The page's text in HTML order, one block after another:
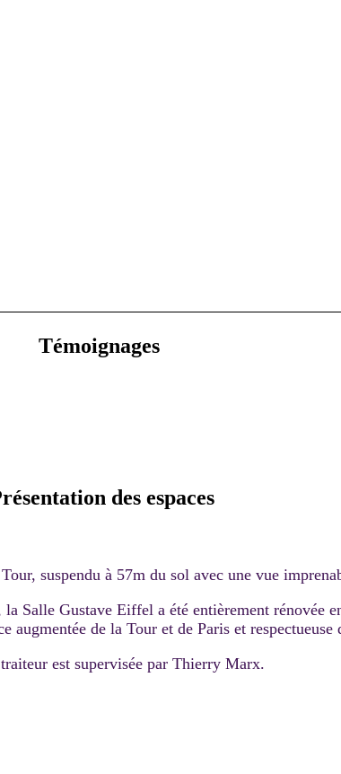
Témoignages
des espaces
suspendu à 57m du sol avec une vue
Salle Gustave Eiffel a été entièrement rénovée
augmentée de la Tour et de Paris et
est supervisée par Thierry Marx.